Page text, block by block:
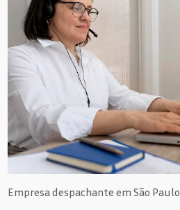
Empresa despachante em São Paulo